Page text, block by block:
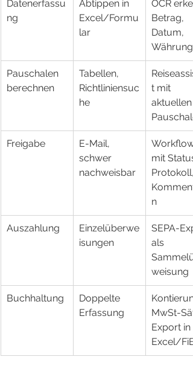
Datenerfassu
ng
Abtippen in
Excel/Formu
lar
OCR
Betrag,
Datum,
Währung
Pauschalen
berechnen
Tabellen,
Richtliniensuc
he
t mit
aktuellen
Freigabe
E-Mail,
schwer
nachweisbar
Workflow
mit
Protokoll,
n
Auszahlung
Einzelüberwe
isungen
SEPA-
als
weisung
Buchhaltung
Doppelte
Erfassung
MwSt-
Export in
Excel/